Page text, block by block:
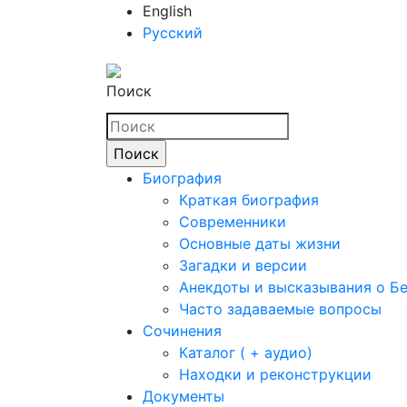
English
Русский
Поиск
Биография
Краткая биография
Современники
Основные даты жизни
Загадки и версии
Анекдоты и высказывания о
Часто задаваемые вопросы
Сочинения
Каталог ( + аудио)
Находки и реконструкции
Документы